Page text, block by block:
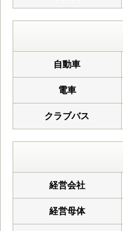
自動車
電車
クラブバス
経営会社
経営母体